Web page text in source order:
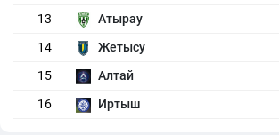
13
Атырау
14
Жетысу
15
Алтай
16
Иртыш